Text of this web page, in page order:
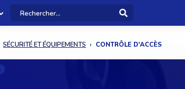
SÉCURITÉ ET ÉQUIPEMENTS CONTRÔLE D'ACCÈS